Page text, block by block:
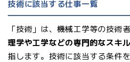
技術に該当する仕事一覧
「技術」は、機械工学等の技術
理学や工学などの専門的なスキ
指します。技術に該当する条件